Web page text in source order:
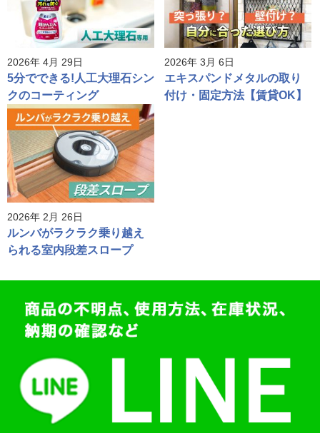
2026年 4月 29日
5分でできる!人工大理石シン
クのコーティング
2026年 3月 6日
エキスパンドメタルの取り
付け・固定方法【賃貸OK】
2026年 2月 26日
ルンバがラクラク乗り越え
られる室内段差スロープ